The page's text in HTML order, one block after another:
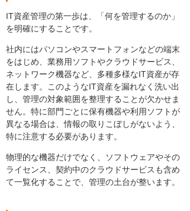
IT資産管理の第一歩は、「何を管理するのか」
を明確にすることです。
社内にはパソコンやスマートフォンなどの端末
をはじめ、業務用ソフトやクラウドサービス、
ネットワーク機器など、多種多様なIT資産が存
在します。このようなIT資産を漏れなく洗い出
し、管理の対象範囲を整理することが欠かせま
せん。特に部門ごとに保有機器や利用ソフトが
異なる場合は、情報の取りこぼしがないよう、
特に注意する必要があります。
物理的な機器だけでなく、ソフトウェアやその
ライセンス、契約中のクラウドサービスも含め
て一覧化することで、管理の土台が整います。